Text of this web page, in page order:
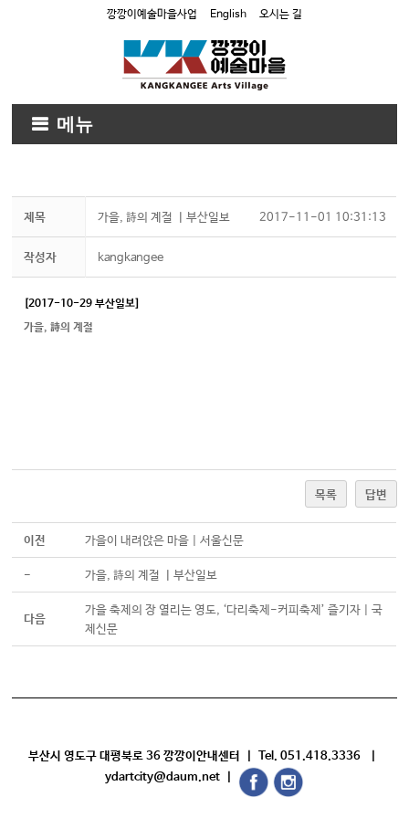
깡깡이예술마을사업 English 오시는 길
메뉴
제목 가을, 詩의 계절 ㅣ부산일보 2017-11-01 10:31:13
작성자 kangkangee
[2017-10-29 부산일보]
가을, 詩의 계절
목록 답변
이전 가을이 내려앉은 마을 | 서울신문
- 가을, 詩의 계절 ㅣ부산일보
다음
가을 축제의 장 열리는 영도, ‘다리축제-커피축제’ 즐기자 | 국
제신문
부산시 영도구 대평북로 36 깡깡이안내센터 | Tel. 051.418.3336 |
ydartcity@daum.net |